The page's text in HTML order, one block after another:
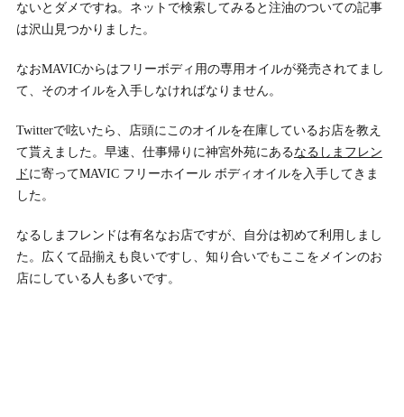
ないとダメですね。ネットで検索してみると注油のついての記事
は沢山見つかりました。
なおMAVICからはフリーボディ用の専用オイルが発売されてまし
て、そのオイルを入手しなければなりません。
Twitterで呟いたら、店頭にこのオイルを在庫しているお店を教え
て貰えました。早速、仕事帰りに神宮外苑にあるなるしまフレン
ド に寄ってMAVIC フリーホイール ボディオイルを入手してきま
した。
なるしまフレンドは有名なお店ですが、自分は初めて利用しまし
た。広くて品揃えも良いですし、知り合いでもここをメインのお
店にしている人も多いです。